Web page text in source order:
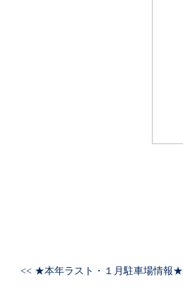
<< ★本年ラスト・１月駐車場情報★